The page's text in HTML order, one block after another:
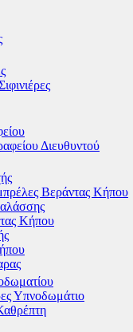
Διευθυντού
Βεράντας Κήπου
Κήπου
Υπνοδωμάτιο